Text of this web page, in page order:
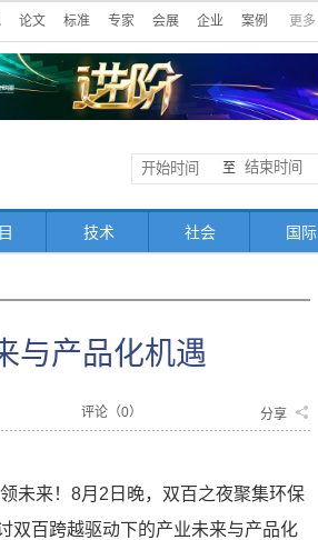
论文 标准 专家 会展 企业 案例 更多
至
技术 社会 国际
与产品化机遇
评论（0） 分享
未来！8月2日晚，双百之夜聚集环保
双百跨越驱动下的产业未来与产品化